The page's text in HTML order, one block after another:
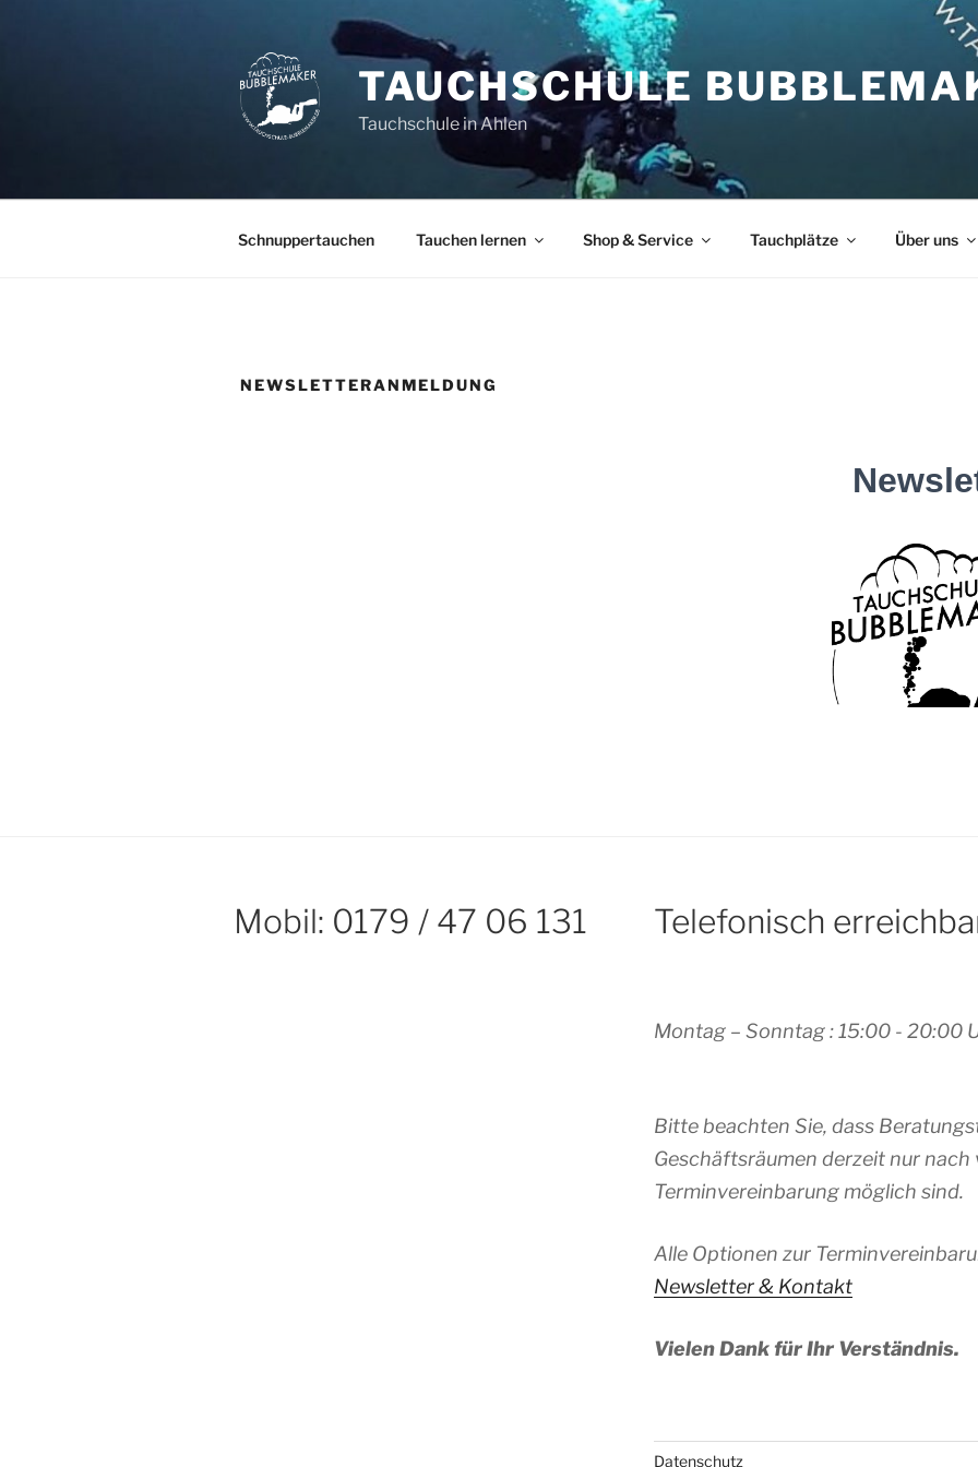
TAUCHSCHULE
Tauchschule in Ahlen
Schnuppertauchen Tauchen lernen Shop & Service Tauchplätze Über uns
NEWSLETTERANMELDUNG
Mobil: 0179 / 47 06 131 Telefonisch
Montag – Sonntag : 15:00 - 20:00
Bitte beachten Sie, dass
Geschäftsräumen derzeit nur nach
Terminvereinbarung möglich sind.
Alle Optionen zur
Newsletter & Kontakt
Vielen Dank für Ihr Verständnis.
Datenschutz